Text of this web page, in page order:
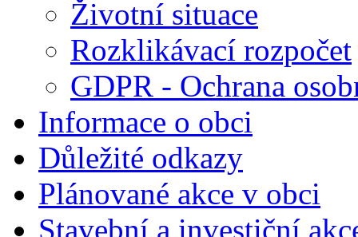
Životní situace
Rozklikávací rozpočet
GDPR - Ochrana
Informace o obci
Důležité odkazy
Plánované akce v obci
Stavební a investiční